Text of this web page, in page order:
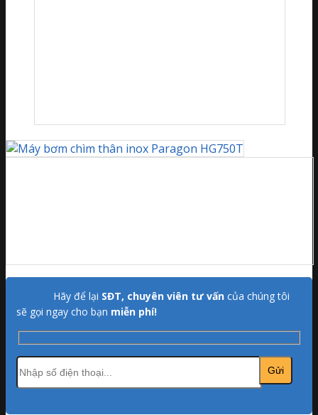
Hãy để lại SĐT, chuyên viên tư vấn của chúng tôi
sẽ gọi ngay cho bạn miễn phí!